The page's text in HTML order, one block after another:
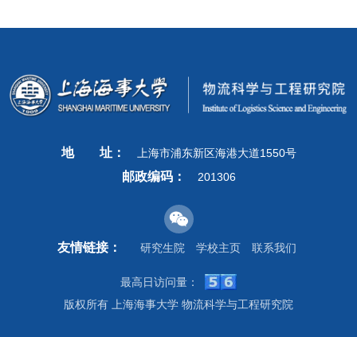
地 址： 上海市浦东新区海港大道1550号
邮政编码： 201306
友情链接： 研究生院 学校主页 联系我们
最高日访问量：
版权所有 上海海事大学 物流科学与工程研究院